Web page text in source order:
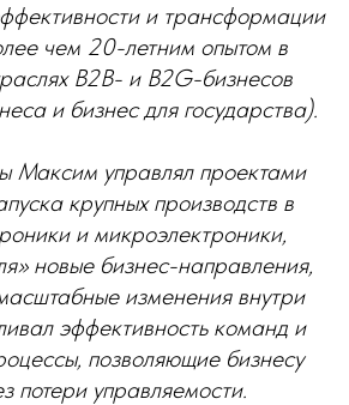
и трансформации
чем 20-летним опытом в
B2B- и B2G-бизнесов
и бизнес для государства).
Максим управлял проектами
крупных производств в
и микроэлектроники,
новые бизнес-направления,
изменения внутри
эффективность команд и
позволяющие бизнесу
потери управляемости.